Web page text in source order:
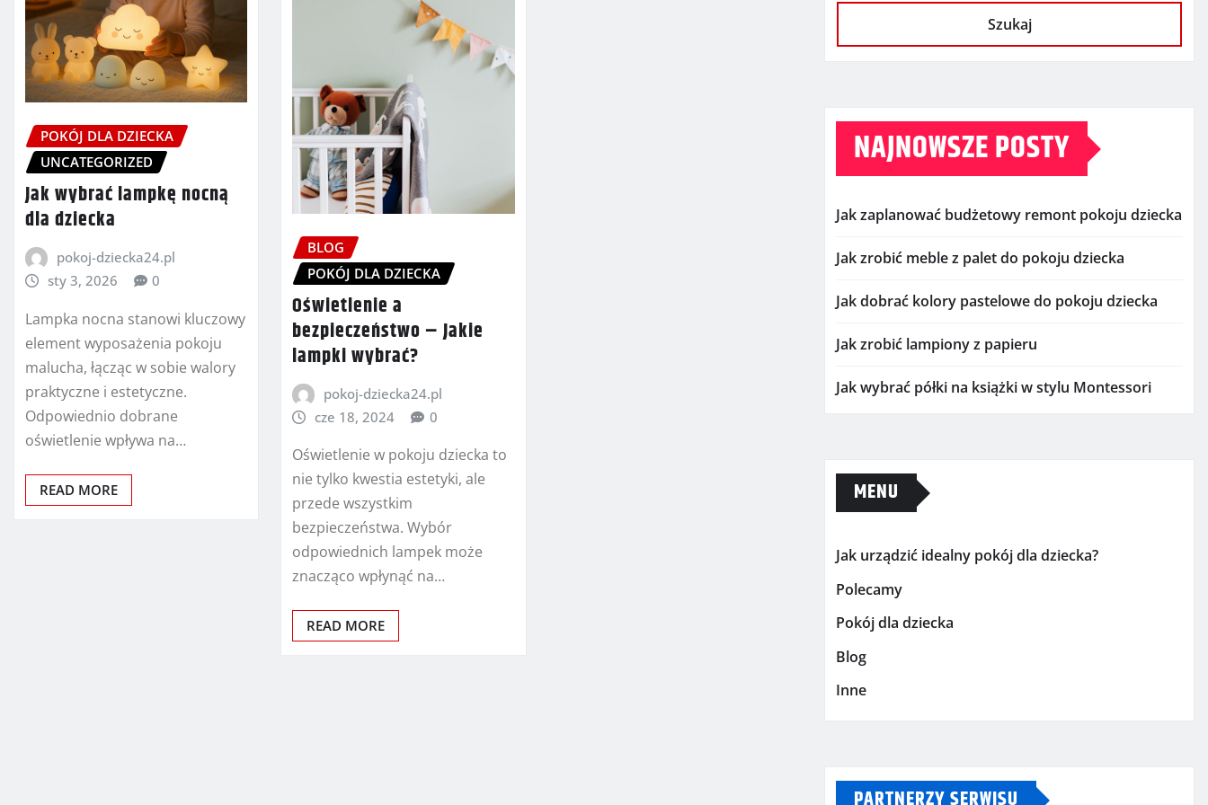
POKÓJ DLA DZIECKA
UNCATEGORIZED
Jak wybrać lampkę nocną
dla dziecka
pokoj-dziecka24.pl
sty 3, 2026
0
Lampka nocna stanowi kluczowy
element wyposażenia pokoju
malucha, łącząc w sobie walory
praktyczne i estetyczne.
Odpowiednio dobrane
oświetlenie wpływa na…
READ MORE
BLOG
POKÓJ DLA DZIECKA
Oświetlenie a
bezpieczeństwo – Jakie
lampki wybrać?
pokoj-dziecka24.pl
cze 18, 2024
0
Oświetlenie w pokoju dziecka to
nie tylko kwestia estetyki, ale
przede wszystkim
bezpieczeństwa. Wybór
odpowiednich lampek może
znacząco wpłynąć na…
READ MORE
Szukaj
NAJNOWSZE POSTY
Jak zaplanować budżetowy remont pokoju dziecka
Jak zrobić meble z palet do pokoju dziecka
Jak dobrać kolory pastelowe do pokoju dziecka
Jak zrobić lampiony z papieru
Jak wybrać półki na książki w stylu Montessori
MENU
Jak urządzić idealny pokój dla dziecka?
Polecamy
Pokój dla dziecka
Blog
Inne